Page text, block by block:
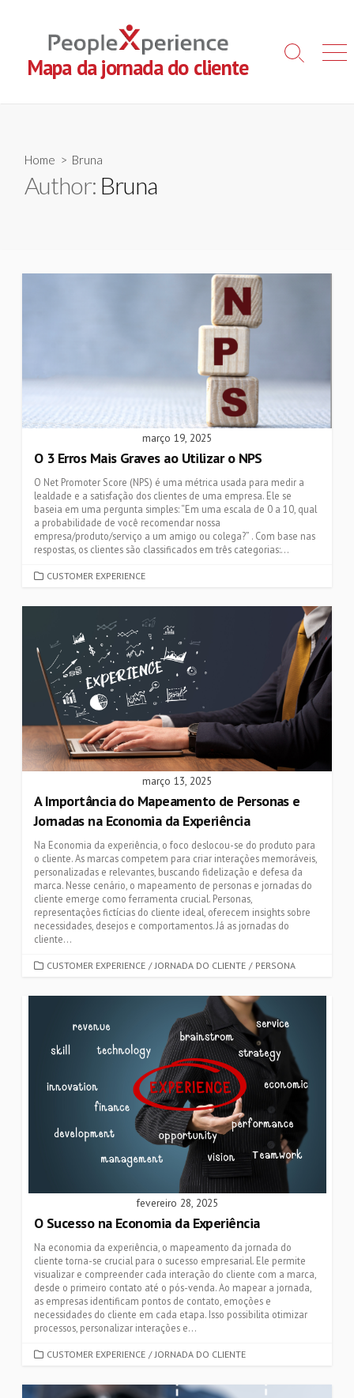
content
Mapa da jornada do cliente
Search
Home > Bruna
Author: Bruna
março 19, 2025
O 3 Erros Mais Graves ao Utilizar o NPS
O Net Promoter Score (NPS) é uma métrica usada para medir a
lealdade e a satisfação dos clientes de uma empresa. Ele se
baseia em uma pergunta simples: “Em uma escala de 0 a 10, qual
a probabilidade de você recomendar nossa
empresa/produto/serviço a um amigo ou colega?” . Com base nas
respostas, os clientes são classificados em três categorias:...
CATEGORIES
CUSTOMER EXPERIENCE
março 13, 2025
A Importância do Mapeamento de Personas e
Jornadas na Economia da Experiência
Na Economia da experiência, o foco deslocou-se do produto para
o cliente. As marcas competem para criar interações memoráveis,
personalizadas e relevantes, buscando fidelização e defesa da
marca. Nesse cenário, o mapeamento de personas e jornadas do
cliente emerge como ferramenta crucial. Personas,
representações fictícias do cliente ideal, oferecem insights sobre
necessidades, desejos e comportamentos. Já as jornadas do
cliente...
CATEGORIES
CUSTOMER EXPERIENCE / JORNADA DO CLIENTE / PERSONA
fevereiro 28, 2025
O Sucesso na Economia da Experiência
Na economia da experiência, o mapeamento da jornada do
cliente torna-se crucial para o sucesso empresarial. Ele permite
visualizar e compreender cada interação do cliente com a marca,
desde o primeiro contato até o pós-venda. Ao mapear a jornada,
as empresas identificam pontos de contato, emoções e
necessidades do cliente em cada etapa. Isso possibilita otimizar
processos, personalizar interações e...
CATEGORIES
CUSTOMER EXPERIENCE / JORNADA DO CLIENTE